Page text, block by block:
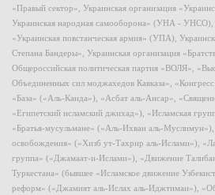
«Правый сектор», Украинская организация
Украинская народная самооборона» (УНА - УНСО),
«Украинская повстанческая армия» (УПА),
Степана Бандеры», Украинская организация
Общероссийская политическая партия «ВОЛЯ»,
Объединенных сил моджахедов Кавказа»,
«База» («Аль-Каида»), «Асбат аль-Ансар»,
«Египетский исламский джихад»), «Исламская
«Братья-мусульмане» («Аль-Ихван аль-Муслимун»),
освобождения» («Хизб ут-Тахрир аль-Ислами»),
группа» («Джамаат-и-Ислами»), «Движение
Туркестана» (бывшее «Исламское движение
реформ» («Джамият аль-Ислах аль-Иджтимаи»),